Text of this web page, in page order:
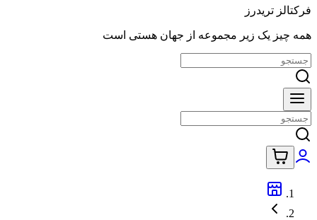
فرکتالز تریدرز
همه چیز یک زیر مجموعه از جهان هستی است